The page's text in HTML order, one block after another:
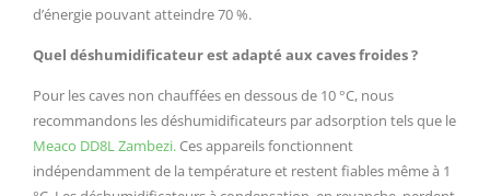
d’énergie pouvant atteindre 70 %.
Quel déshumidificateur est adapté aux caves froides ?
Pour les caves non chauffées en dessous de 10 °C, nous
recommandons les déshumidificateurs par adsorption tels que le
Meaco DD8L Zambezi.Ces appareils fonctionnent
indépendamment de la température et restent fiables même à 1